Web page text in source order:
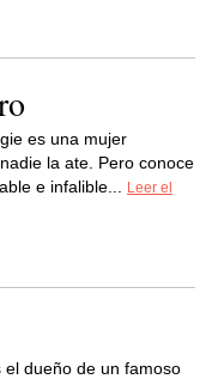
es una mujer
la ate. Pero conoce
e infalible...
Leer el
el dueño de un famoso